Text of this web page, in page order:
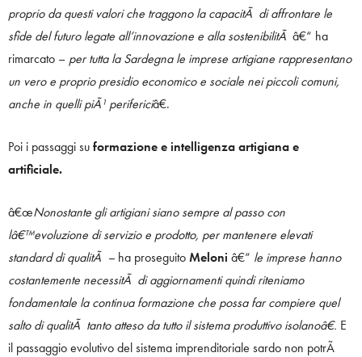
proprio da questi valori che traggono la capacitÃ di affrontare le
sfide del futuro legate all’innovazione e alla sostenibilitÃ â€“ ha
rimarcato – per tutta la Sardegna le imprese artigiane rappresentano
un vero e proprio presidio economico e sociale nei piccoli comuni,
anche in quelli piÃ¹ perifericiâ€.
Poi i passaggi suformazione e intelligenza artigiana e
artificiale.
â€œNonostante gli artigiani siano sempre al passo con
lâ€™evoluzione di servizio e prodotto, per mantenere elevati
standard di qualitÃ – ha proseguitoMeloni â€“ le imprese hanno
costantemente necessitÃ di aggiornamenti quindi riteniamo
fondamentale la continua formazione che possa far compiere quel
salto di qualitÃ tanto atteso da tutto il sistema produttivo isolanoâ€. E
il passaggio evolutivo del sistema imprenditoriale sardo non potrÃ